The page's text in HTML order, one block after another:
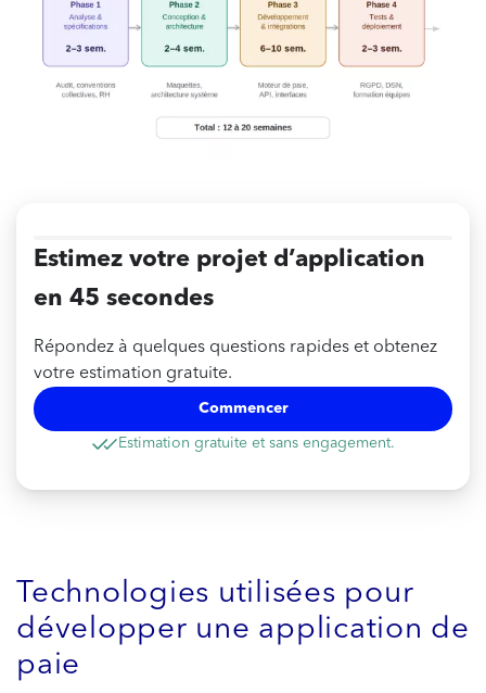
Estimez votre projet d’application
en 45 secondes
Répondez à quelques questions rapides et obtenez
votre estimation gratuite.
Commencer
Estimation gratuite et sans engagement.
Technologies utilisées pour
développer une application de
paie